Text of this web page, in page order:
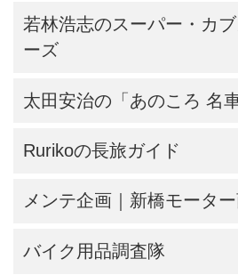
若林浩志のスーパー・カ
ーズ
太田安治の「あのころ 名
Rurikoの長旅ガイド
メンテ企画｜新橋モータ
バイク用品調査隊